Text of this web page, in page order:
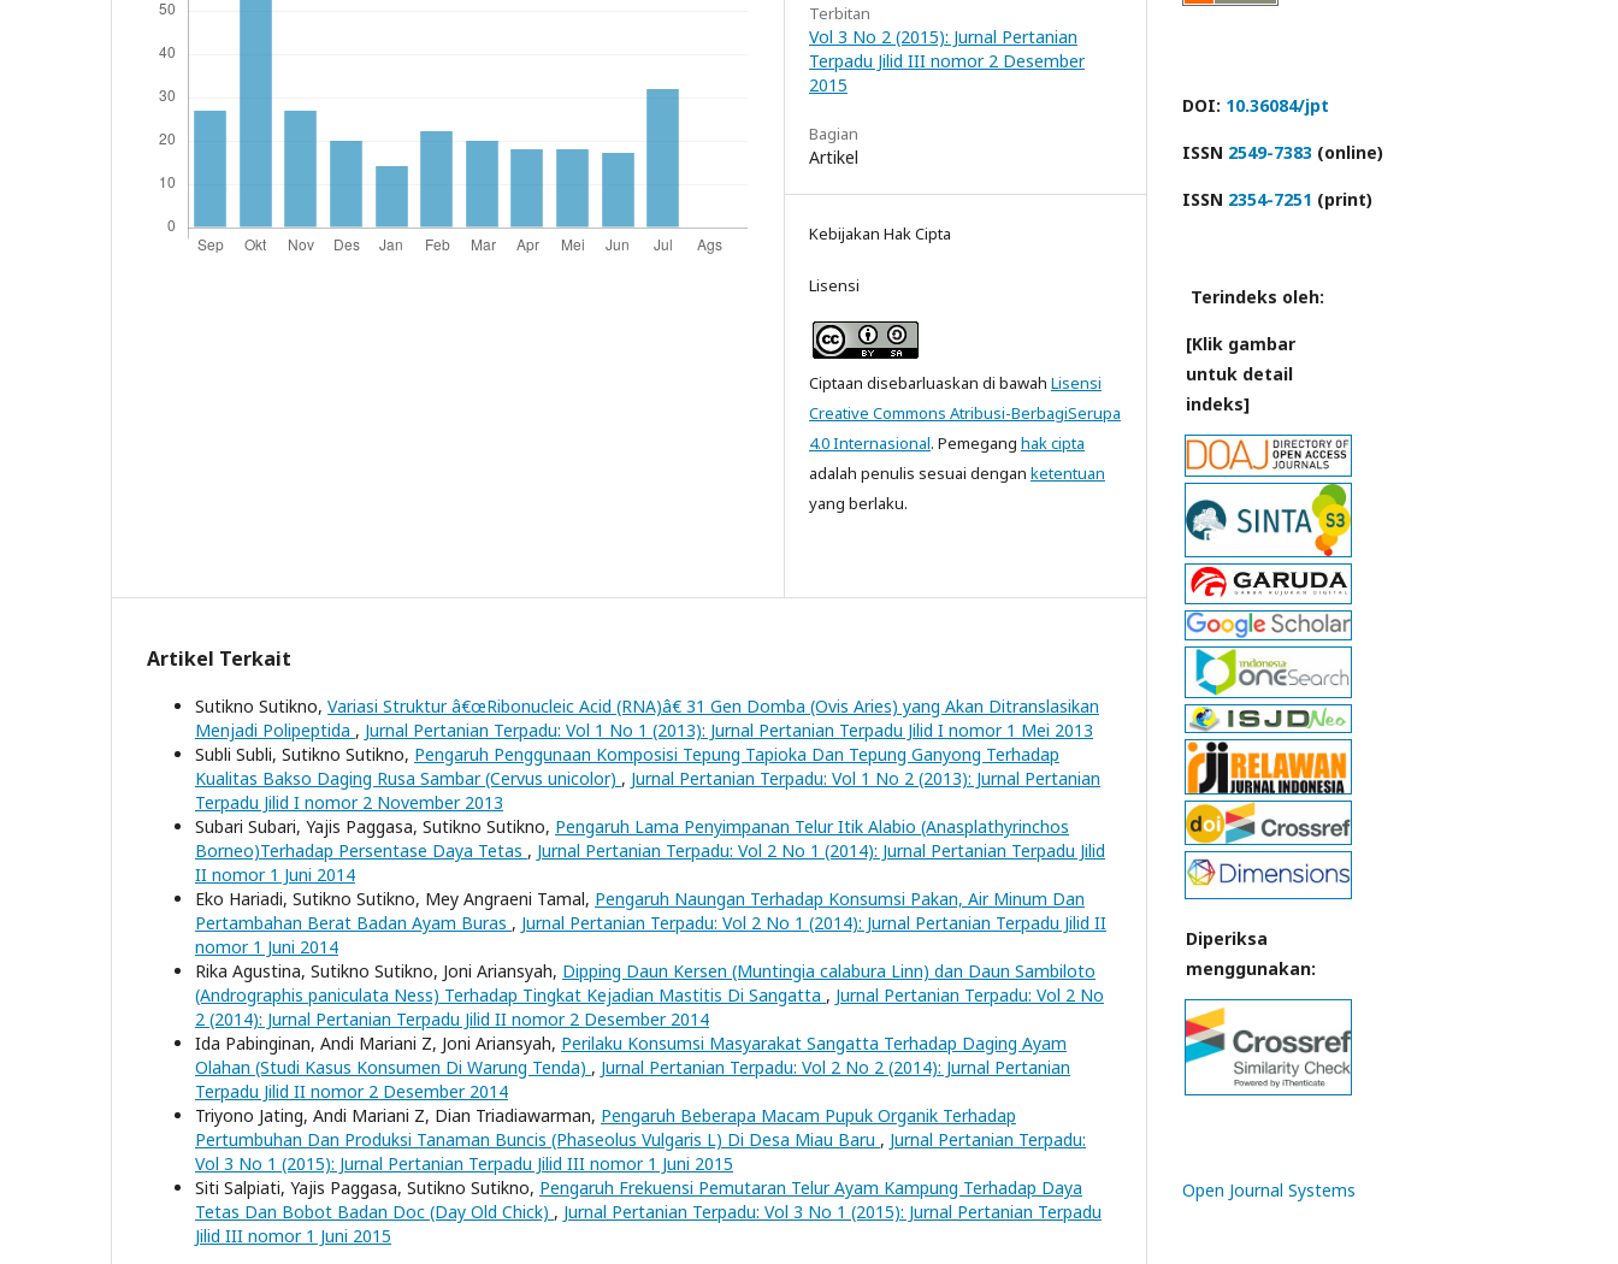
Terbitan
Vol 3 No 2 (2015): Jurnal Pertanian
Terpadu Jilid III nomor 2 Desember
2015
Bagian
Artikel
Kebijakan Hak Cipta
Lisensi
Ciptaan disebarluaskan di bawah Lisensi
Creative Commons Atribusi-BerbagiSerupa
4.0 Internasional. Pemegang hak cipta
adalah penulis sesuai dengan ketentuan
yang berlaku.
Artikel Terkait
Sutikno Sutikno, Variasi Struktur â€œRibonucleic Acid (RNA)â€ 31 Gen Domba (Ovis Aries) yang Akan Ditranslasikan
Menjadi Polipeptida , Jurnal Pertanian Terpadu: Vol 1 No 1 (2013): Jurnal Pertanian Terpadu Jilid I nomor 1 Mei 2013
Subli Subli, Sutikno Sutikno, Pengaruh Penggunaan Komposisi Tepung Tapioka Dan Tepung Ganyong Terhadap
Kualitas Bakso Daging Rusa Sambar (Cervus unicolor) , Jurnal Pertanian Terpadu: Vol 1 No 2 (2013): Jurnal Pertanian
Terpadu Jilid I nomor 2 November 2013
Subari Subari, Yajis Paggasa, Sutikno Sutikno, Pengaruh Lama Penyimpanan Telur Itik Alabio (Anasplathyrinchos
Borneo)Terhadap Persentase Daya Tetas , Jurnal Pertanian Terpadu: Vol 2 No 1 (2014): Jurnal Pertanian Terpadu Jilid
II nomor 1 Juni 2014
Eko Hariadi, Sutikno Sutikno, Mey Angraeni Tamal, Pengaruh Naungan Terhadap Konsumsi Pakan, Air Minum Dan
Pertambahan Berat Badan Ayam Buras , Jurnal Pertanian Terpadu: Vol 2 No 1 (2014): Jurnal Pertanian Terpadu Jilid II
nomor 1 Juni 2014
Rika Agustina, Sutikno Sutikno, Joni Ariansyah, Dipping Daun Kersen (Muntingia calabura Linn) dan Daun Sambiloto
(Andrographis paniculata Ness) Terhadap Tingkat Kejadian Mastitis Di Sangatta , Jurnal Pertanian Terpadu: Vol 2 No
2 (2014): Jurnal Pertanian Terpadu Jilid II nomor 2 Desember 2014
Ida Pabinginan, Andi Mariani Z, Joni Ariansyah, Perilaku Konsumsi Masyarakat Sangatta Terhadap Daging Ayam
Olahan (Studi Kasus Konsumen Di Warung Tenda) , Jurnal Pertanian Terpadu: Vol 2 No 2 (2014): Jurnal Pertanian
Terpadu Jilid II nomor 2 Desember 2014
Triyono Jating, Andi Mariani Z, Dian Triadiawarman, Pengaruh Beberapa Macam Pupuk Organik Terhadap
Pertumbuhan Dan Produksi Tanaman Buncis (Phaseolus Vulgaris L) Di Desa Miau Baru , Jurnal Pertanian Terpadu:
Vol 3 No 1 (2015): Jurnal Pertanian Terpadu Jilid III nomor 1 Juni 2015
Siti Salpiati, Yajis Paggasa, Sutikno Sutikno, Pengaruh Frekuensi Pemutaran Telur Ayam Kampung Terhadap Daya
Tetas Dan Bobot Badan Doc (Day Old Chick) , Jurnal Pertanian Terpadu: Vol 3 No 1 (2015): Jurnal Pertanian Terpadu
Jilid III nomor 1 Juni 2015
DOI: 10.36084/jpt
ISSN 2549-7383 (online)
ISSN 2354-7251 (print)
Terindeks oleh:
[Klik gambar
untuk detail
indeks]
Diperiksa
menggunakan:
Open Journal Systems